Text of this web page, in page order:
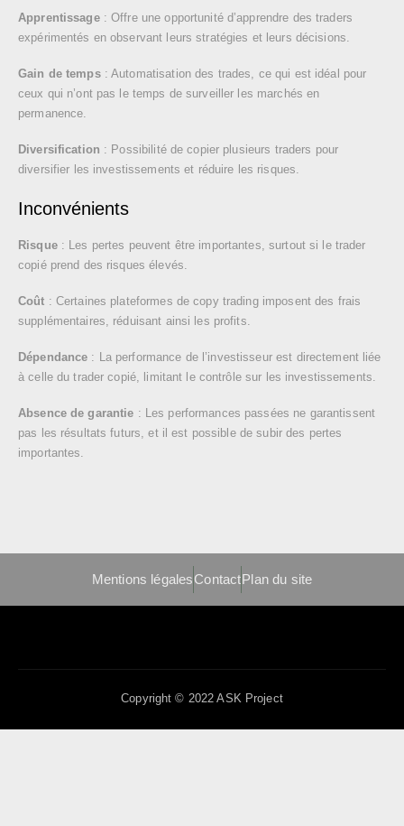
Apprentissage: Offre une opportunité d’apprendre des traders
expérimentés en observant leurs stratégies et leurs décisions.
Gain de temps: Automatisation des trades, ce qui est idéal pour
ceux qui n’ont pas le temps de surveiller les marchés en
permanence.
Diversification : Possibilité de copier plusieurs traders pour
diversifier les investissements et réduire les risques.
Inconvénients
Risque: Les pertes peuvent être importantes, surtout si le trader
copié prend des risques élevés.
Coût : Certaines plateformes de copy trading imposent des frais
supplémentaires, réduisant ainsi les profits.
Dépendance : La performance de l’investisseur est directement liée
à celle du trader copié, limitant le contrôle sur les investissements.
Absence de garantie : Les performances passées ne garantissent
pas les résultats futurs, et il est possible de subir des pertes
importantes.
Mentions légalesContactPlan du site
Copyright © 2022 ASK Project